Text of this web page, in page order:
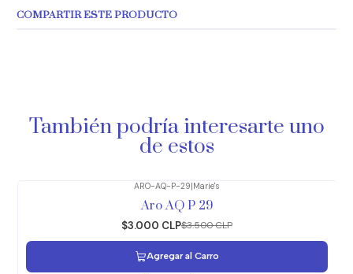
COMPARTIR ESTE PRODUCTO
También podría interesarte uno
de estos
ARO-AQ-P-29|Marie's
Aro AQ P 29
$3.000 CLP$3.500 CLP
Agregar al Carro